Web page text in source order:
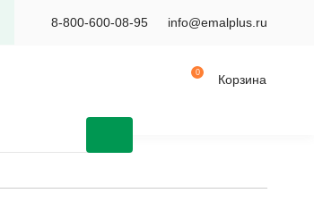
8-800-600-08-95 info@emalplus.ru
Корзина